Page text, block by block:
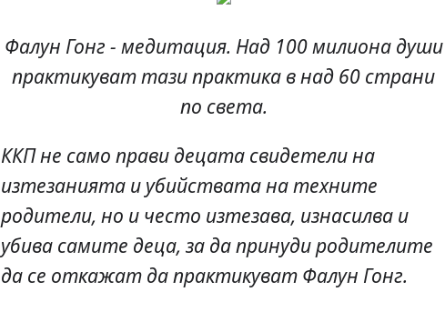
Фалун Гонг - медитация. Над 100 милиона души
практикуват тази практика в над 60 страни
по света.
ККП не само прави децата свидетели на
изтезанията и убийствата на техните
родители, но и често изтезава, изнасилва и
убива самите деца, за да принуди родителите
да се откажат да практикуват Фалун Гонг.